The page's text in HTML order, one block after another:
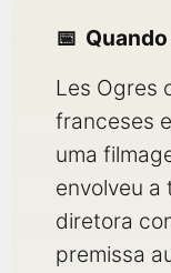
Les Ogres
franceses
uma
envolveu a
diretora
premissa